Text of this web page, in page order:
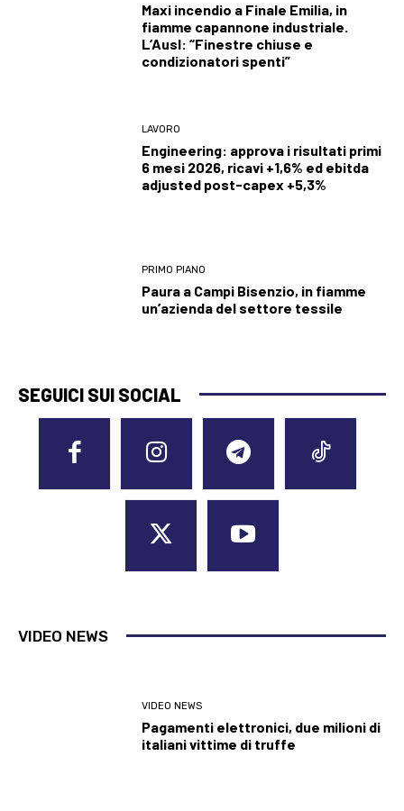
Maxi incendio a Finale Emilia, in
fiamme capannone industriale.
L’Ausl: “Finestre chiuse e
condizionatori spenti”
LAVORO
Engineering: approva i risultati primi
6 mesi 2026, ricavi +1,6% ed ebitda
adjusted post-capex +5,3%
PRIMO PIANO
Paura a Campi Bisenzio, in fiamme
un’azienda del settore tessile
SEGUICI SUI SOCIAL
VIDEO NEWS
VIDEO NEWS
Pagamenti elettronici, due milioni di
italiani vittime di truffe